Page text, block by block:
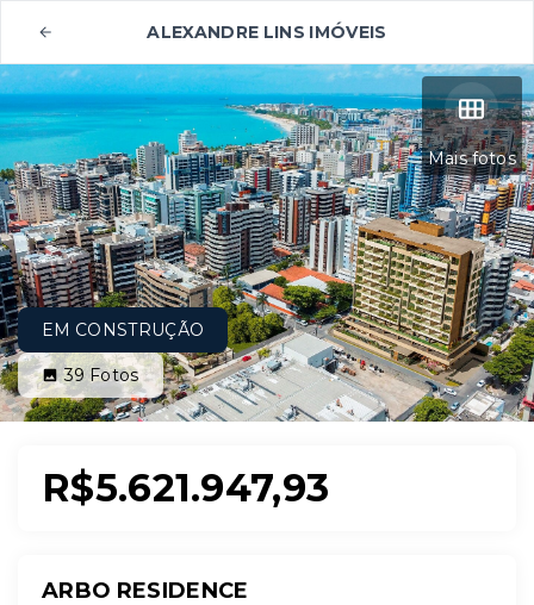
ALEXANDRE LINS IMÓVEIS
Mais fotos
EM CONSTRUÇÃO
39 Fotos
R$5.621.947,93
ARBO RESIDENCE